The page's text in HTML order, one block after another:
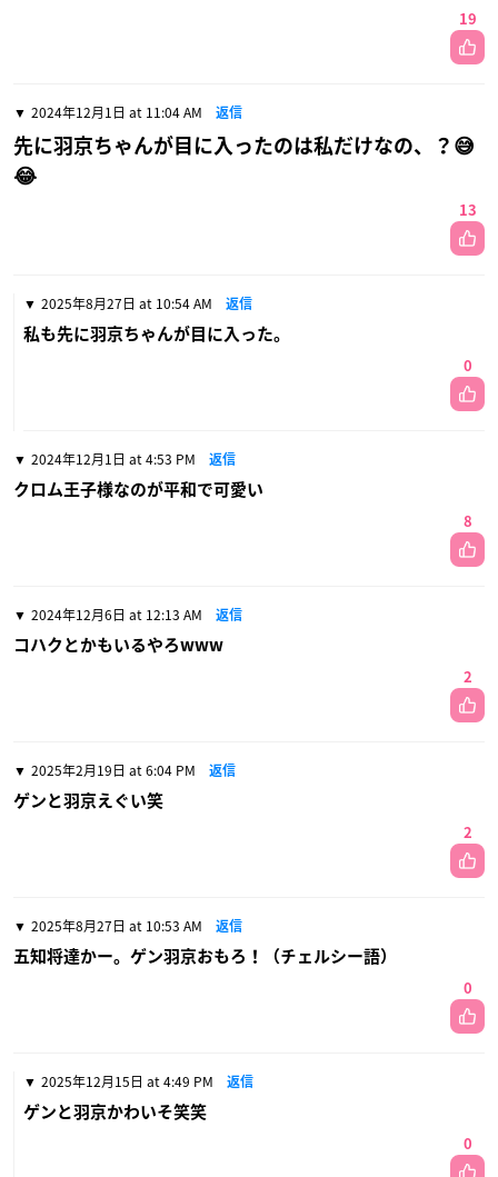
19
2024年12月1日 at 11:04 AM 返信
先に羽京ちゃんが目に入ったのは私だけなの、？😅
😂
13
2025年8月27日 at 10:54 AM 返信
私も先に羽京ちゃんが目に入った。
0
2024年12月1日 at 4:53 PM 返信
クロム王子様なのが平和で可愛い
8
2024年12月6日 at 12:13 AM 返信
コハクとかもいるやろwww
2
2025年2月19日 at 6:04 PM 返信
ゲンと羽京えぐい笑
2
2025年8月27日 at 10:53 AM 返信
五知将達かー。ゲン羽京おもろ！（チェルシー語）
0
2025年12月15日 at 4:49 PM 返信
ゲンと羽京かわいそ笑笑
0